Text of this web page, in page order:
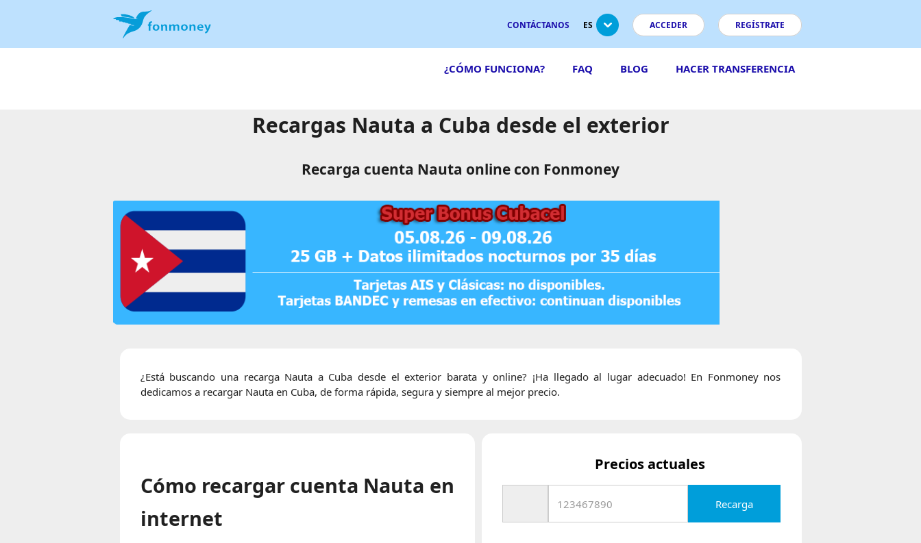
CONTÁCTANOS ES ACCEDER REGÍSTRATE
¿CÓMO FUNCIONA? FAQ BLOG HACER TRANSFERENCIA
Recargas Nauta a Cuba desde el exterior
Recarga cuenta Nauta online con Fonmoney
¿Está buscando una recarga Nauta a Cuba desde el exterior barata y online? ¡Ha llegado al lugar adecuado! En Fonmoney nos
dedicamos a recargar Nauta en Cuba, de forma rápida, segura y siempre al mejor precio.
Cómo recargar cuenta Nauta en
internet
Precios actuales
Recarga